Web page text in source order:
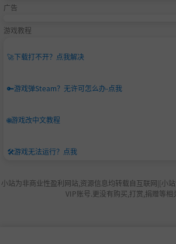
广告
游戏教程
🚀下载打不开？点我解决
🔑游戏弹Steam？无许可怎么办-点我
🌐游戏改中文教程
🛠️游戏无法运行？点我
小站为非商业性盈利网站,资源信息均转载自互联网|[小
VIP账号.更没有购买,打赏,捐赠等相